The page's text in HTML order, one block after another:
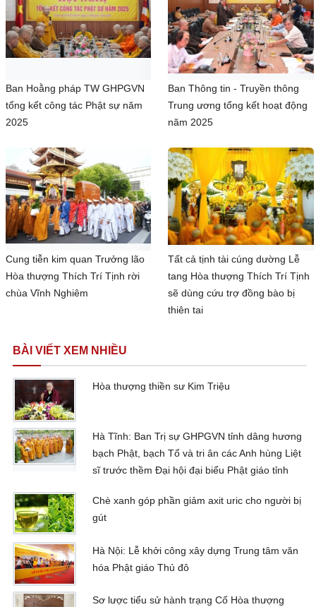
Ban Hoằng pháp TW GHPGVN
tổng kết công tác Phật sự năm
2025
Ban Thông tin - Truyền thông
Trung ương tổng kết hoạt động
năm 2025
Cung tiễn kim quan Trưởng lão
Hòa thượng Thích Trí Tịnh rời
chùa Vĩnh Nghiêm
Tất cả tịnh tài cúng dường Lễ
tang Hòa thượng Thích Trí Tịnh
sẽ dùng cứu trợ đồng bào bị
thiên tai
BÀI VIẾT XEM NHIỀU
Hòa thượng thiền sư Kim Triệu
Hà Tĩnh: Ban Trị sự GHPGVN tỉnh dâng hương
bạch Phật, bạch Tổ và tri ân các Anh hùng Liệt
sĩ trước thềm Đại hội đại biểu Phật giáo tỉnh
Chè xanh góp phần giảm axit uric cho người bị
gút
Hà Nội: Lễ khởi công xây dựng Trung tâm văn
hóa Phật giáo Thủ đô
Sơ lược tiểu sử hành trạng Cố Hòa thượng